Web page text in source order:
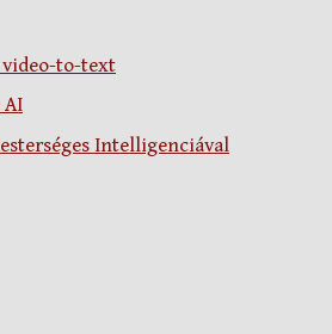
video-to-text
AI
Intelligenciával